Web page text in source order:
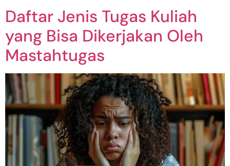
Daftar Jenis Tugas Kuliah
yang Bisa Dikerjakan Oleh
Mastahtugas